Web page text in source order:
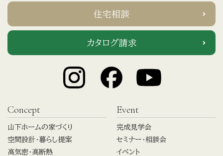
住宅相談
カタログ請求
Concept
山下ホームの家づくり
空間設計・暮らし提案
高気密・高断熱
Event
完成見学会
セミナー・相談会
イベント